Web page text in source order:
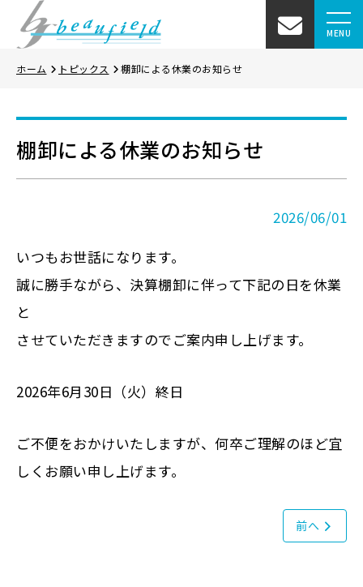
MENU
ホーム トピックス 棚卸による休業のお知らせ
棚卸による休業のお知らせ
2026/06/01
いつもお世話になります。
誠に勝手ながら、決算棚卸に伴って下記の日を休業
と
させていただきますのでご案内申し上げます。
2026年6月30日（火）終日
ご不便をおかけいたしますが、何卒ご理解のほど宜
しくお願い申し上げます。
前へ